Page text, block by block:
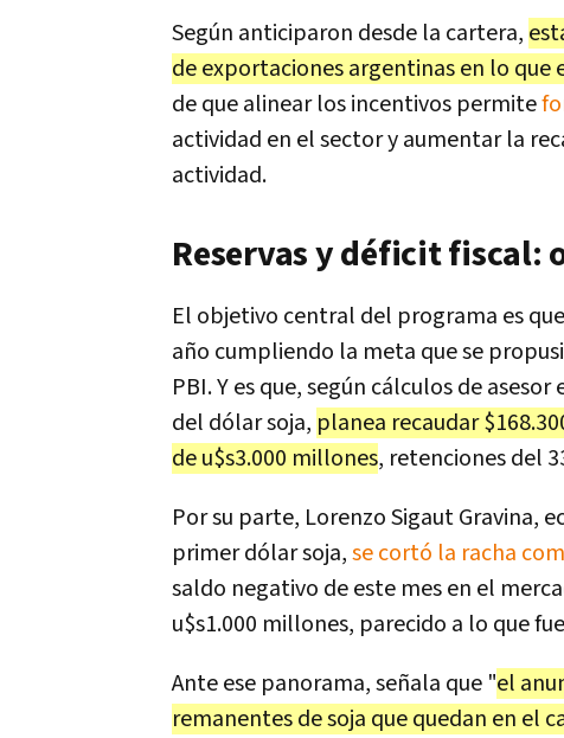
Según anticiparon desde la cartera,
de exportaciones argentinas en lo
de que alinear los incentivos permite
actividad en el sector y aumentar la
actividad.
Reservas y déficit fiscal:
El objetivo central del programa es
año cumpliendo la meta que se
PBI. Y es que, según cálculos de
del dólar soja, planea recaudar
de u$s3.000 millones, retenciones del
Por su parte, Lorenzo Sigaut Gravina,
primer dólar soja,se cortó la racha
saldo negativo de este mes en el
u$s1.000 millones, parecido a lo que
Ante ese panorama, señala que "el
remanentes de soja que quedan en el